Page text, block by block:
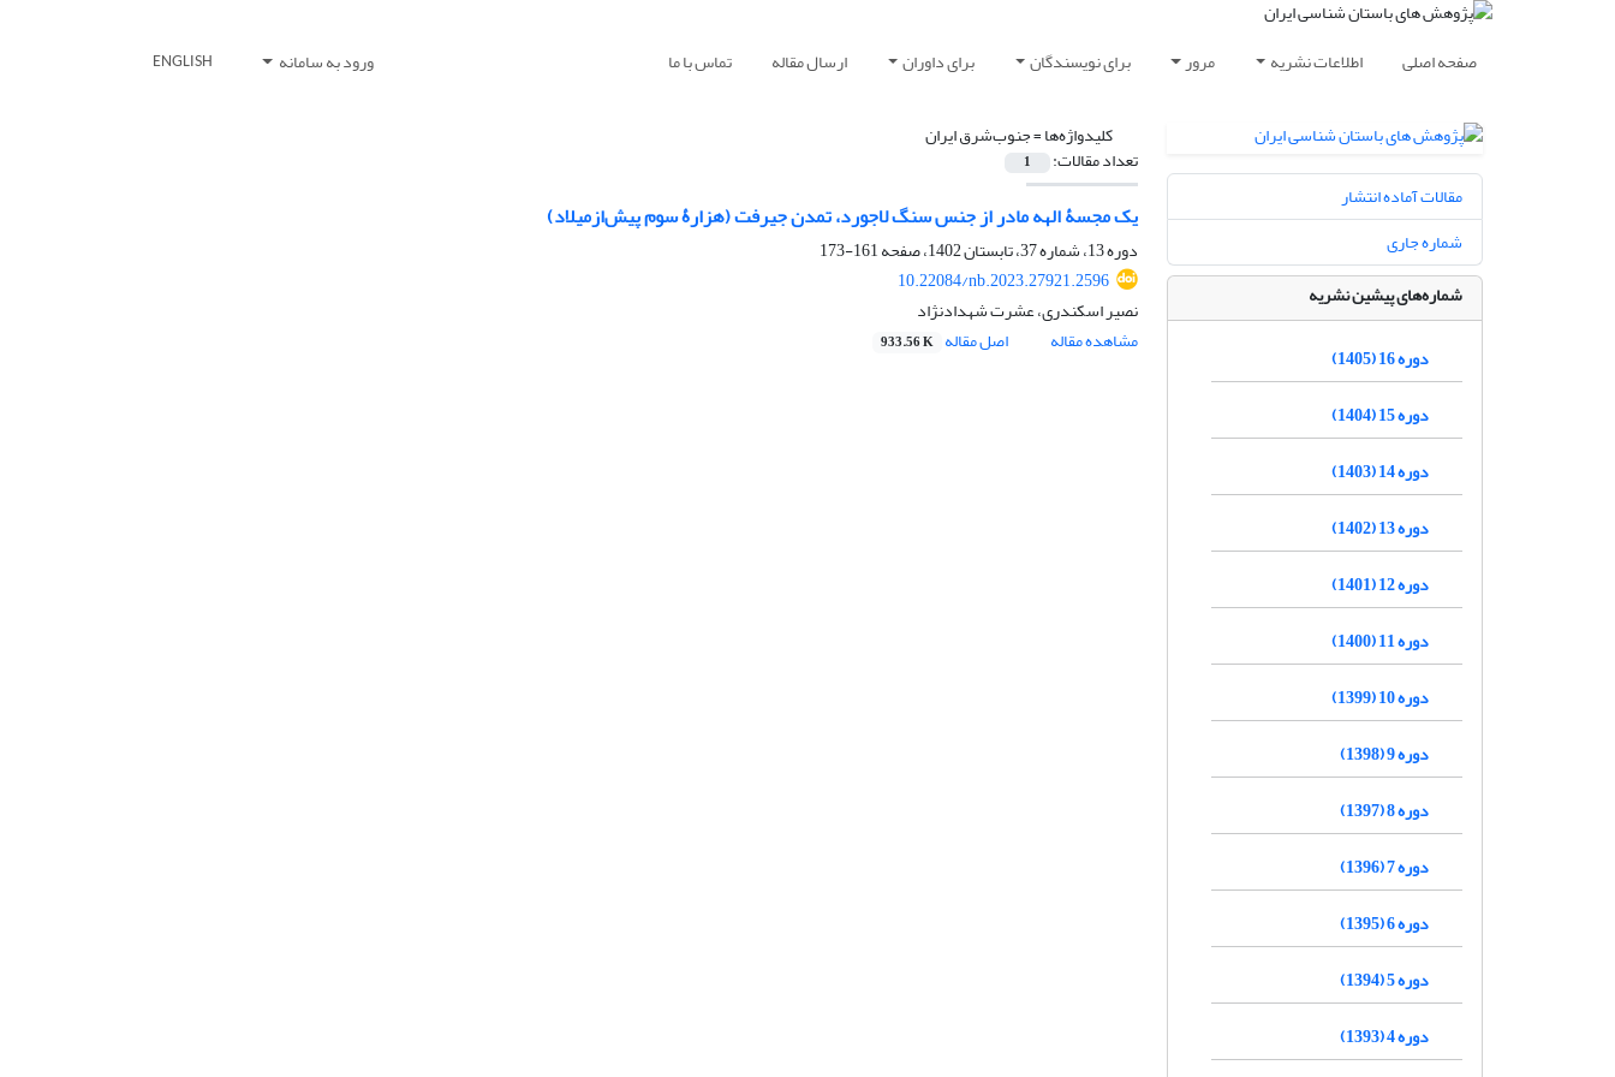
صفحه اصلی اطلاعات نشریه مرور برای نویسندگان برای داوران ارسال مقاله تماس با ما ورود به سامانه ENGLISH
کلیدواژه‌ها =جنوب‌شرق ایران
تعداد مقالات: 1
یک مجسۀ الهه مادر از جنس سنگ لاجورد، تمدن جیرفت (هزارۀ سوم پیش‌ازمیلاد)
دوره 13، شماره 37، تابستان 1402، صفحه
161-173
10.22084/nb.2023.27921.2596
نصیر اسکندری، عشرت شهدادنژاد
مشاهده مقاله
اصل مقاله 933.56 K
مقالات آماده انتشار
شماره جاری
شماره‌های پیشین نشریه
دوره 16 (1405)
دوره 15 (1404)
دوره 14 (1403)
دوره 13 (1402)
دوره 12 (1401)
دوره 11 (1400)
دوره 10 (1399)
دوره 9 (1398)
دوره 8 (1397)
دوره 7 (1396)
دوره 6 (1395)
دوره 5 (1394)
دوره 4 (1393)